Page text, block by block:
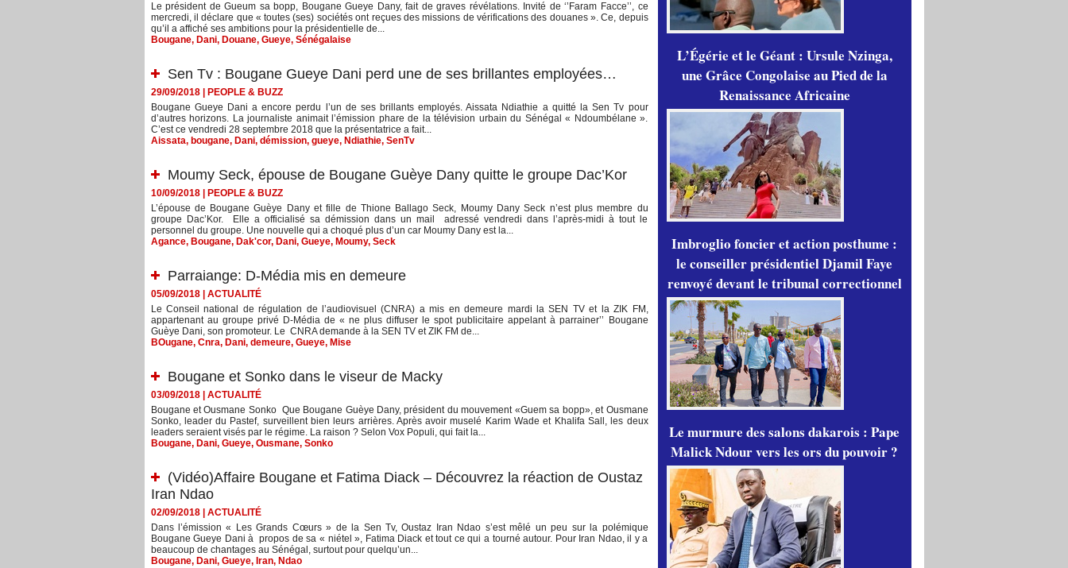
Le président de Gueum sa bopp, Bougane Gueye Dany, fait de graves révélations. Invité de ‘’Faram Facce’’, ce
mercredi, il déclare que « toutes (ses) sociétés ont reçues des missions de vérifications des douanes ». Ce, depuis
qu’il a affiché ses ambitions pour la présidentielle de...
Bougane, Dani, Douane, Gueye, Sénégalaise
Sen Tv : Bougane Gueye Dani perd une de ses brillantes employées…
29/09/2018|
PEOPLE & BUZZ
Bougane Gueye Dani a encore perdu l’un de ses brillants employés. Aissata Ndiathie a quitté la Sen Tv pour
d’autres horizons. La journaliste animait l’émission phare de la télévision urbain du Sénégal « Ndoumbélane ».
C’est ce vendredi 28 septembre 2018 que la présentatrice a fait...
Aissata, bougane, Dani, démission, gueye, Ndiathie, SenTv
Moumy Seck, épouse de Bougane Guèye Dany quitte le groupe Dac’Kor
10/09/2018|
PEOPLE & BUZZ
L’épouse de Bougane Guèye Dany et fille de Thione Ballago Seck, Moumy Dany Seck n’est plus membre du
groupe Dac’Kor. Elle a officialisé sa démission dans un mail adressé vendredi dans l’après-midi à tout le
personnel du groupe. Une nouvelle qui a choqué plus d’un car Moumy Dany est la...
Agance, Bougane, Dak'cor, Dani, Gueye, Moumy, Seck
Parraiange: D-Média mis en demeure
05/09/2018| ACTUALITÉ
Le Conseil national de régulation de l’audiovisuel (CNRA) a mis en demeure mardi la SEN TV et la ZIK FM,
appartenant au groupe privé D-Média de « ne plus diffuser le spot publicitaire appelant à parrainer’’ Bougane
Guèye Dani, son promoteur. Le CNRA demande à la SEN TV et ZIK FM de...
BOugane, Cnra, Dani, demeure, Gueye, Mise
Bougane et Sonko dans le viseur de Macky
03/09/2018| ACTUALITÉ
Bougane et Ousmane Sonko Que Bougane Guèye Dany, président du mouvement «Guem sa bopp», et Ousmane
Sonko, leader du Pastef, surveillent bien leurs arrières. Après avoir muselé Karim Wade et Khalifa Sall, les deux
leaders seraient visés par le régime. La raison ? Selon Vox Populi, qui fait la...
Bougane, Dani, Gueye, Ousmane, Sonko
(Vidéo)Affaire Bougane et Fatima Diack – Découvrez la réaction de Oustaz
Iran Ndao
02/09/2018| ACTUALITÉ
Dans l’émission « Les Grands Cœurs » de la Sen Tv, Oustaz Iran Ndao s’est mêlé un peu sur la polémique
Bougane Gueye Dani à propos de sa « niétel », Fatima Diack et tout ce qui a tourné autour. Pour Iran Ndao, il y a
beaucoup de chantages au Sénégal, surtout pour quelqu’un...
Bougane, Dani, Gueye, Iran, Ndao
L’Égérie et le Géant : Ursule Nzinga,
une Grâce Congolaise au Pied de la
Renaissance Africaine
Imbroglio foncier et action posthume :
le conseiller présidentiel Djamil Faye
renvoyé devant le tribunal correctionnel
Le murmure des salons dakarois : Pape
Malick Ndour vers les ors du pouvoir ?